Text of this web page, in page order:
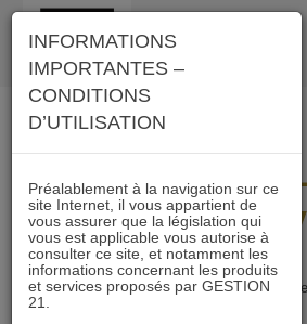
Skip
content
IMMOBILIER
mensuelle
30.01.2022 - Partagez
INFORMATIONS
IMPORTANTES –
CONDITIONS
D’UTILISATION
Préalablement à la navigation sur ce
site Internet, il vous appartient de
vous assurer que la législation qui
vous est applicable vous autorise à
consulter ce site, et notamment les
informations concernant les produits
et services proposés par GESTION
21.